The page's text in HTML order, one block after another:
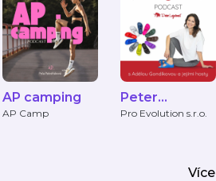
AP camping
AP Camp
Peter
Legwood
Pro Evolution s.r.o.
Více